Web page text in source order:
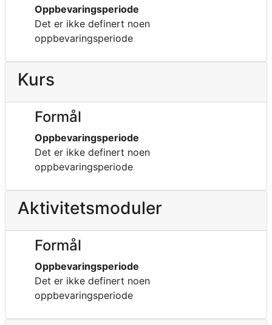
Oppbevaringsperiode
Det er ikke definert noen
oppbevaringsperiode
Kurs
Formål
Oppbevaringsperiode
Det er ikke definert noen
oppbevaringsperiode
Aktivitetsmoduler
Formål
Oppbevaringsperiode
Det er ikke definert noen
oppbevaringsperiode